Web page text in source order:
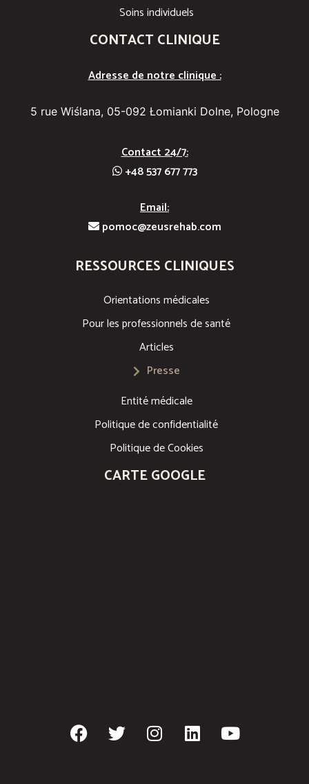
Soins individuels
CONTACT CLINIQUE
Adresse de notre clinique :
5 rue Wiślana, 05-092 Łomianki Dolne, Pologne
Contact 24/7:
+48 537 677 773
Email:
pomoc@zeusrehab.com
RESSOURCES CLINIQUES
Orientations médicales
Pour les professionnels de santé
Articles
Presse
Entité médicale
Politique de confidentialité
Politique de Cookies
CARTE GOOGLE